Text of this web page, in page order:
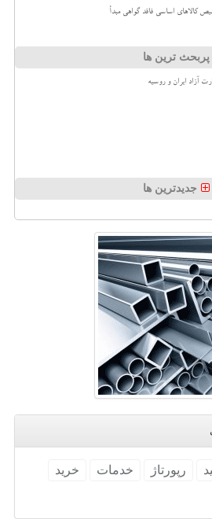
کالاهای اساسی فاقد گواهی مبدأ
پربحث ترین ها
آزاد ایران و روسیه
جدیدترین ها
رپورتاژ خدمات
خرید